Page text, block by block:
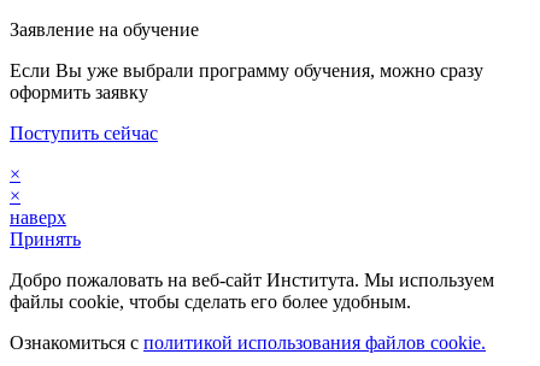
Заявление на обучение
Если Вы уже выбрали программу обучения, можно сразу
оформить заявку
Поступить сейчас
×
×
наверх
Принять
Добро пожаловать на веб-сайт Института. Мы используем
файлы cookie, чтобы сделать его более удобным.
Ознакомиться с политикой использования файлов cookie.